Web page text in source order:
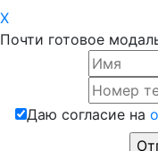
X
Почти готовое
Даю согласие на